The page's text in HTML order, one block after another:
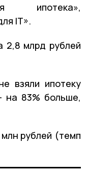
ипотека»,
IT».
2,8 млрд рублей
взяли ипотеку
на 83% больше,
рублей (темп